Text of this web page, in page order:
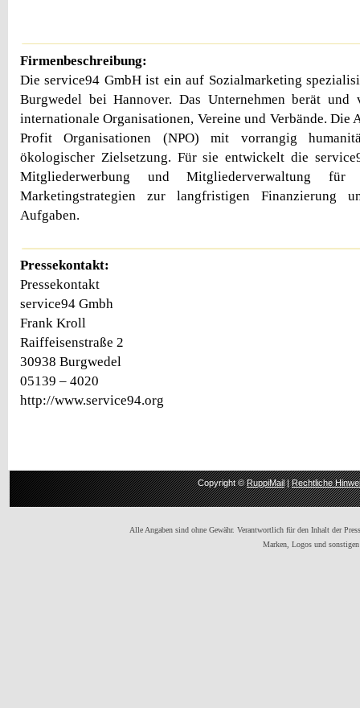
Firmenbeschreibung:
Die service94 GmbH ist ein auf Sozialmarketing
Burgwedel bei Hannover. Das Unternehmen berät
internationale Organisationen, Vereine und Verbände. Die
Profit Organisationen (NPO) mit vorrangig
ökologischer Zielsetzung. Für sie entwickelt die
Mitgliederwerbung und Mitgliederverwaltung für
Marketingstrategien zur langfristigen Finanzierung
Aufgaben.
Pressekontakt:
Pressekontakt
service94 Gmbh
Frank Kroll
Raiffeisenstraße 2
30938 Burgwedel
05139 – 4020
http://www.service94.org
Copyright ©RuppiMail|Rechtliche
Alle Angaben sind ohne Gewähr. Verantwortlich für den Inhalt der
Marken, Logos und